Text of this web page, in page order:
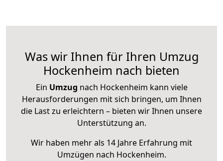
Was wir Ihnen für Ihren Umzug
Hockenheim nach bieten
Ein Umzug nach Hockenheim kann viele
Herausforderungen mit sich bringen, um Ihnen
die Last zu erleichtern – bieten wir Ihnen unsere
Unterstützung an.
Wir haben mehr als 14 Jahre Erfahrung mit
Umzügen nach Hockenheim.